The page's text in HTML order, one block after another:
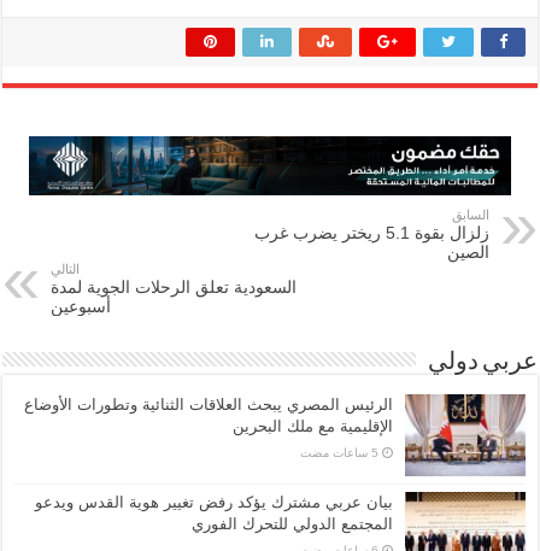
السابق
زلزال بقوة 5.1 ريختر يضرب غرب
الصين
التالي
السعودية تعلق الرحلات الجوية لمدة
أسبوعين
عربي دولي
الرئيس المصري يبحث العلاقات الثنائية وتطورات الأوضاع
الإقليمية مع ملك البحرين
بيان عربي مشترك يؤكد رفض تغيير هوية القدس ويدعو
المجتمع الدولي للتحرك الفوري